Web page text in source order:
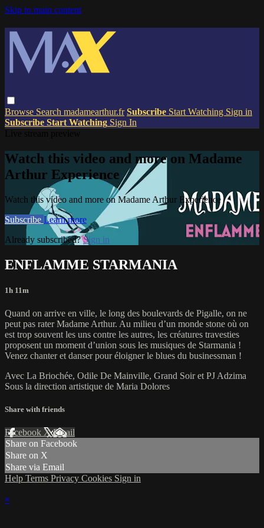
Skip to main content
Browse Search madamearthur.fr Subscribe Start Watching Sign in
Subscribe Start Watching Sign In
Watch this video and more on Madame
Arthur Experience
Watch this video and more on Madame Arthur Experience
Subscribe Learn more
Already subscribed?Sign in
ENFLAMME STARMANIA
1h 11m
Quand on arrive en ville, le long des boulevards de Pigalle, on ne
peut pas rater Madame Arthur. Au milieu d’un monde stone où on
est trop souvent les uns contre les autres, les créatures travesties
proposent un moment d’union sous les musiques de Starmania !
Venez chanter et danser pour éloigner le blues du businessman !
Avec La Briochée, Odile De Mainville, Grand Soir et PJ Adzima
Sous la direction artistique de Maria Dolores
Share with friends
Facebook XEmail
Share on Facebook
Share on X
Share via Email
Help Terms Privacy Cookies Sign in
×